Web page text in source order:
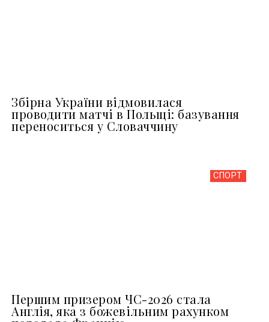
Збірна України відмовилася
проводити матчі в Польщі: базування
переноситься у Словаччину
СПОРТ
Першим призером ЧС-2026 стала
Англія, яка з божевільним рахунком